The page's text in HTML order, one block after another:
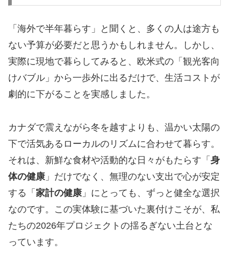
「海外で半年暮らす」と聞くと、多くの人は途方も
ない予算が必要だと思うかもしれません。しかし、
実際に現地で暮らしてみると、欧米式の「観光客向
けバブル」から一歩外に出るだけで、生活コストが
劇的に下がることを実感しました。
カナダで震えながら冬を越すよりも、温かい太陽の
下で活気あるローカルのリズムに合わせて暮らす。
それは、新鮮な食材や活動的な日々がもたらす「 身
体の健康 」だけでなく、無理のない支出で心が安定
する「 家計の健康 」にとっても、ずっと健全な選択
なのです。この実体験に基づいた裏付けこそが、私
たちの2026年プロジェクトの揺るぎない土台とな
っています。